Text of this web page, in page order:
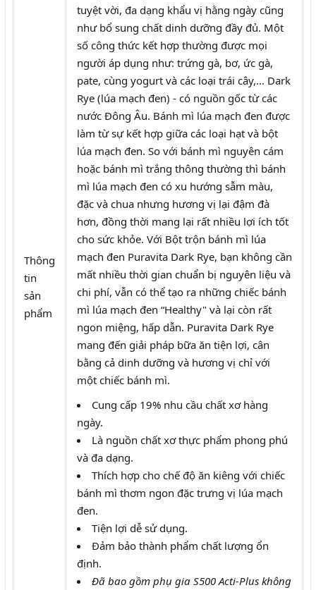
Thông
tin
sản
phẩm
tuyệt vời, đa dạng khẩu vị hằng ngày cũng
như bổ sung chất dinh dưỡng đầy đủ. Một
số công thức kết hợp thường được mọi
người áp dụng như: trứng gà, bơ, ức gà,
pate, cùng yogurt và các loại trái cây,... Dark
Rye (lúa mạch đen) - có nguồn gốc từ các
nước Đông Âu. Bánh mì lúa mạch đen được
làm từ sự kết hợp giữa các loại hạt và bột
lúa mạch đen. So với bánh mì nguyên cám
hoặc bánh mì trắng thông thường thì bánh
mì lúa mạch đen có xu hướng sẫm màu,
đặc và chua nhưng hương vị lại đậm đà
hơn, đồng thời mang lại rất nhiều lợi ích tốt
cho sức khỏe. Với Bột trộn bánh mì lúa
mạch đen Puravita Dark Rye, bạn không cần
mất nhiều thời gian chuẩn bị nguyên liệu và
chi phí, vẫn có thể tạo ra những chiếc bánh
mì lúa mạch đen “Healthy" và lại còn rất
ngon miệng, hấp dẫn. Puravita Dark Rye
mang đến giải pháp bữa ăn tiện lợi, cân
bằng cả dinh dưỡng và hương vị chỉ với
một chiếc bánh mì.
Cung cấp 19% nhu cầu chất xơ hàng
ngày.
Là nguồn chất xơ thực phẩm phong phú
và đa dạng.
Thích hợp cho chế độ ăn kiêng với chiếc
bánh mì thơm ngon đặc trưng vị lúa mạch
đen.
Tiện lợi dễ sử dụng.
Đảm bảo thành phẩm chất lượng ổn
định.
Đã bao gồm phụ gia S500 Acti-Plus không